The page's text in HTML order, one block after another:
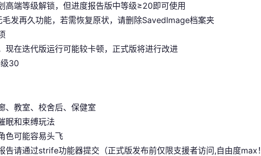
高端等级解锁，但进度报告版中等级≥20即可使用
毛发再久功能，若需恢复原状，请删除SavedImage档案夹
现在迭代版运行可能较卡顿，正式版将进行改进
30
、教室、校舍后、保健室
眠和束缚玩法
色可能容易头飞
告请通过strife功能器提交（正式版发布前仅限支援者访问,自由度max！